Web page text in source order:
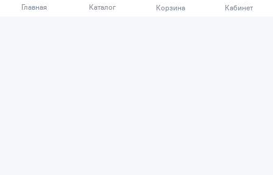
Главная Каталог Корзина Кабинет
Расскажите о товаре, который приобрели у нас.